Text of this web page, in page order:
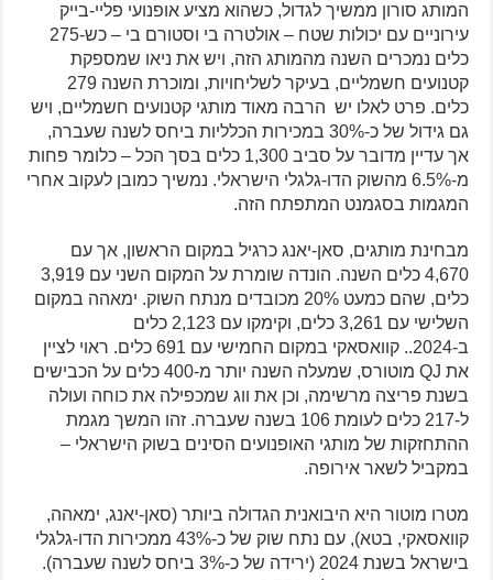
המותג סורון ממשיך לגדול, כשהוא מציע אופנועי פליי-בייק
עירוניים עם יכולות שטח – אולטרה בי וסטורם בי – כש-275
כלים נמכרים השנה מהמותג הזה, ויש את ניאו שמספקת
קטנועים חשמליים, בעיקר לשליחויות, ומוכרת השנה 279
כלים. פרט לאלו יש הרבה מאוד מותגי קטנועים חשמליים, ויש
גם גידול של כ-30% במכירות הכלליות ביחס לשנה שעברה,
אך עדיין מדובר על סביב 1,300 כלים בסך הכל – כלומר פחות
מ-6.5% מהשוק הדו-גלגלי הישראלי. נמשיך כמובן לעקוב אחרי
המגמות בסגמנט המתפתח הזה.
מבחינת מותגים, סאן-יאנג כרגיל במקום הראשון, אך עם
4,670 כלים השנה. הונדה שומרת על המקום השני עם 3,919
כלים, שהם כמעט 20% מכובדים מנתח השוק. ימאהה במקום
השלישי עם 3,261 כלים, וקימקו עם 2,123 כלים
ב-2024.. קוואסאקי במקום החמישי עם 691 כלים. ראוי לציין
את QJ מוטורס, שמעלה השנה יותר מ-400 כלים על הכבישים
בשנת פריצה מרשימה, וכן את ווג שמכפילה את כוחה ועולה
ל-217 כלים לעומת 106 בשנה שעברה. זהו המשך מגמת
ההתחזקות של מותגי האופנועים הסינים בשוק הישראלי –
במקביל לשאר אירופה.
מטרו מוטור היא היבואנית הגדולה ביותר (סאן-יאנג, ימאהה,
קוואסאקי, בטא), עם נתח שוק של כ-43% ממכירות הדו-גלגלי
בישראל בשנת 2024 (ירידה של כ-3% ביחס לשנה שעברה).